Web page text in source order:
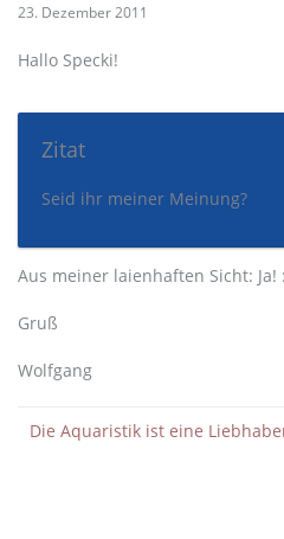
23. Dezember 2011
Hallo Specki!
Zitat
Seid ihr meiner Meinung?
Aus meiner laienhaften Sicht: Ja!
Gruß
Wolfgang
Die Aquaristik ist eine